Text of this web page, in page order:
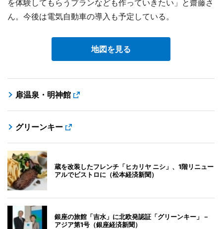
を体験してもらうプランなども作っていきたい」と齋藤さ
ん。今後は電気自動車の導入も予定している。
地図を見る
扉温泉・明神館
グリーンキー
蔵を改装したフレンチ「ヒカリヤ ニシ」、1階リニュー
アルでビストロに（松本経済新聞）
銀座の旅館「吉水」に北欧発認証「グリーンキー」－
アジア第1号（銀座経済新聞）